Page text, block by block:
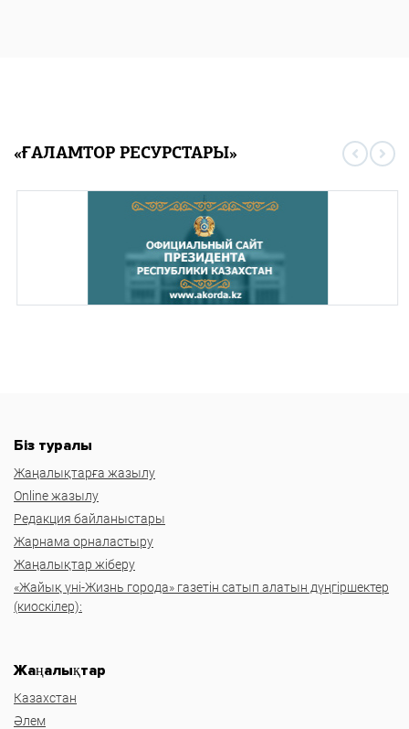
«ҒАЛАМТОР РЕСУРСТАРЫ»
Біз туралы
Жаңалықтарға жазылу
Online жазылу
Редакция байланыстары
Жарнама орналастыру
Жаңалықтар жіберу
«Жайық үні-Жизнь города» газетін сатып алатын дүңгіршектер
(киоскілер):
Жаңалықтар
Казахстан
Әлем